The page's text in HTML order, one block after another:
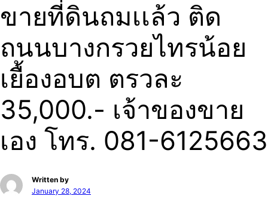
ขายที่ดินถมเเล้ว ติด
ถนนบางกรวยไทรน้อย
เยื้องอบต ตรวละ
35,000.- เจ้าของขาย
เอง โทร. 081-6125663
Written by
January 28, 2024